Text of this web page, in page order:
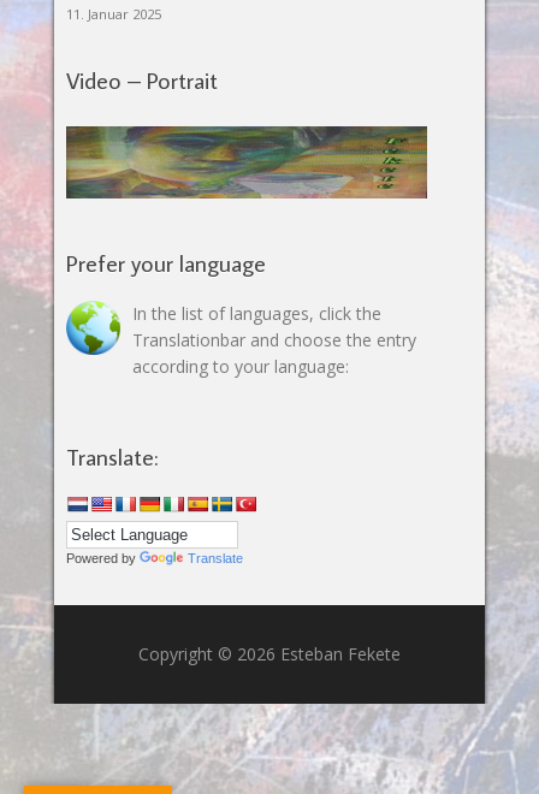
11. Januar 2025
Video – Portrait
Prefer your language
In the list of languages, click the
Translationbar and choose the entry
according to your language:
Translate:
Powered by Translate
Copyright © 2026 Esteban Fekete